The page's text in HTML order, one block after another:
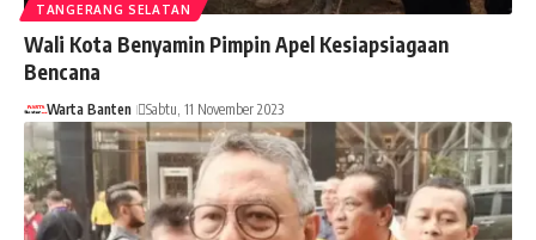
TANGERANG SELATAN
Wali Kota Benyamin Pimpin Apel Kesiapsiagaan
Bencana
Warta Banten Sabtu, 11 November 2023